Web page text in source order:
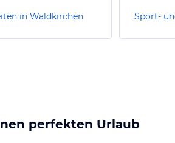
in Waldkirchen
perfekten Urlaub